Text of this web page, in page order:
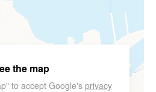
the map
to accept Google's privacy